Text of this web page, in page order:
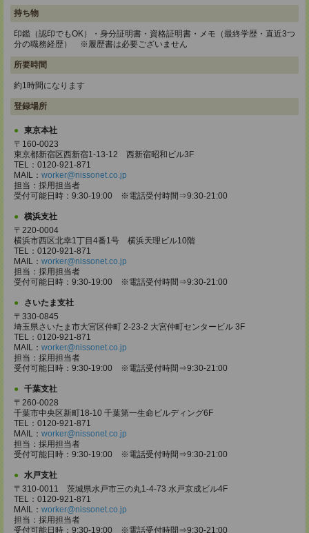
持ち物
印鑑（認印でもOK）・身分証明書・資格証明書・メモ（最終学歴・直近3つ
分の職務経歴） ※履歴書は必要ございません
所要時間
約1時間になります
登録場所
東京本社
〒160-0023
東京都新宿区西新宿1-13-12 西新宿昭和ビル3F
TEL：0120-921-871
MAIL： worker@nissonet.co.jp
担当：採用担当者
受付可能日時：9:30-19:00 ※電話受付時間⇒9:30-21:00
横浜支社
〒220-0004
横浜市西区北幸1丁目4番1号 横浜天理ビル10階
TEL：0120-921-871
MAIL： worker@nissonet.co.jp
担当：採用担当者
受付可能日時：9:30-19:00 ※電話受付時間⇒9:30-21:00
さいたま支社
〒330-0845
埼玉県さいたま市大宮区仲町 2-23-2 大宮仲町センタービル 3F
TEL：0120-921-871
MAIL： worker@nissonet.co.jp
担当：採用担当者
受付可能日時：9:30-19:00 ※電話受付時間⇒9:30-21:00
千葉支社
〒260-0028
千葉市中央区新町18-10 千葉第一生命ビルディング6F
TEL：0120-921-871
MAIL： worker@nissonet.co.jp
担当：採用担当者
受付可能日時：9:30-19:00 ※電話受付時間⇒9:30-21:00
水戸支社
〒310-0011 茨城県水戸市三の丸1-4-73 水戸京成ビル4F
TEL：0120-921-871
MAIL： worker@nissonet.co.jp
担当：採用担当者
受付可能日時：9:30-19:00 ※電話受付時間⇒9:30-21:00